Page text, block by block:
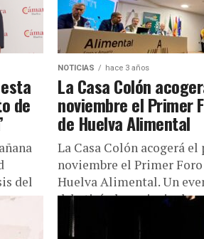
de
del
NOTICIAS hace 3 años
La Casa Colón
noviembre el Primer
de Huelva Alimental
La Casa Colón acogerá
noviembre el Primer
Huelva Alimental. Un
debatirán los principales